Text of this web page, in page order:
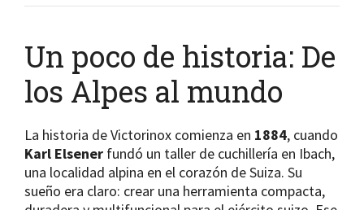
Un poco de historia: De
los Alpes al mundo
La historia de Victorinox comienza en 1884, cuando
Karl Elsener fundó un taller de cuchillería en Ibach,
una localidad alpina en el corazón de Suiza. Su
sueño era claro: crear una herramienta compacta,